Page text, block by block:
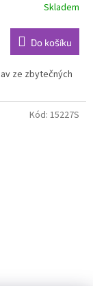
Skladem
Do košíku
ze zbytečných
Kód: 15227S